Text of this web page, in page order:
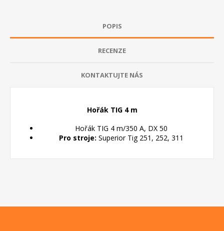
POPIS
RECENZE
KONTAKTUJTE NÁS
Hořák TIG 4 m
Hořák TIG 4 m/350 A, DX 50
Pro stroje: Superior Tig 251, 252, 311